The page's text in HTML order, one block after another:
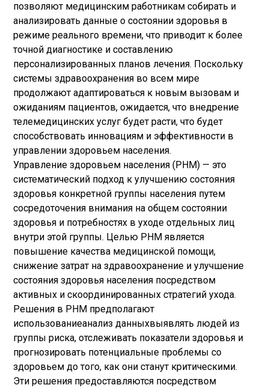
позволяют медицинским работникам собирать и
анализировать данные о состоянии здоровья в
режиме реального времени, что приводит к более
точной диагностике и составлению
персонализированных планов лечения. Поскольку
системы здравоохранения во всем мире
продолжают адаптироваться к новым вызовам и
ожиданиям пациентов, ожидается, что внедрение
телемедицинских услуг будет расти, что будет
способствовать инновациям и эффективности в
управлении здоровьем населения.
Управление здоровьем населения (PHM) — это
систематический подход к улучшению состояния
здоровья конкретной группы населения путем
сосредоточения внимания на общем состоянии
здоровья и потребностях в уходе отдельных лиц
внутри этой группы. Целью PHM является
повышение качества медицинской помощи,
снижение затрат на здравоохранение и улучшение
состояния здоровья населения посредством
активных и скоординированных стратегий ухода.
Решения в PHM предполагают
использованиеанализ данныхвыявлять людей из
группы риска, отслеживать показатели здоровья и
прогнозировать потенциальные проблемы со
здоровьем до того, как они станут критическими.
Эти решения предоставляются посредством